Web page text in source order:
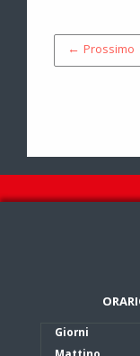
← Prossimo
Giorni